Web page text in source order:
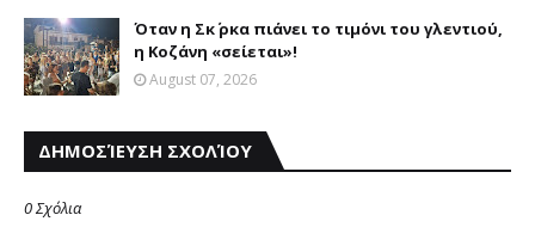
Όταν η Σκ΄ ρκα πιάνει το τιμόνι του γλεντιού,
η Κοζάνη «σείεται»!
August 07, 2026
ΔΗΜΟΣΊΕΥΣΗ ΣΧΟΛΊΟΥ
0 Σχόλια